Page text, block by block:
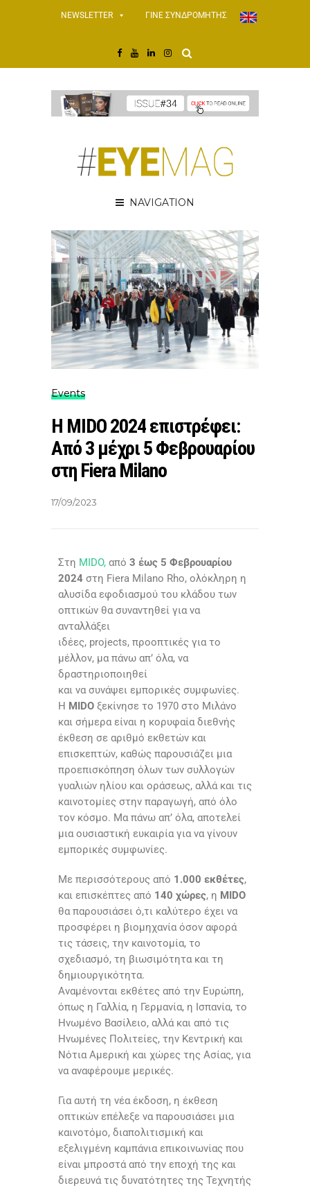
NEWSLETTER ΓΙΝΕ ΣΥΝΔΡΟΜΗΤΗΣ
NAVIGATION
Events
Η MIDO 2024 επιστρέφει:
Από 3 μέχρι 5 Φεβρουαρίου
στη Fiera Milano
17/09/2023
Στη MIDO, από 3 έως 5 Φεβρουαρίου
2024 στη Fiera Milano Rho, ολόκληρη η
αλυσίδα εφοδιασμού του κλάδου των
οπτικών θα συναντηθεί για να
ανταλλάξει
ιδέες, projects, προοπτικές για το
μέλλον, μα πάνω απ’ όλα, να
δραστηριοποιηθεί
και να συνάψει εμπορικές συμφωνίες.
Η MIDO ξεκίνησε το 1970 στο Μιλάνο
και σήμερα είναι η κορυφαία διεθνής
έκθεση σε αριθμό εκθετών και
επισκεπτών, καθώς παρουσιάζει μια
προεπισκόπηση όλων των συλλογών
γυαλιών ηλίου και οράσεως, αλλά και τις
καινοτομίες στην παραγωγή, από όλο
τον κόσμο. Μα πάνω απ’ όλα, αποτελεί
μια ουσιαστική ευκαιρία για να γίνουν
εμπορικές συμφωνίες.
Με περισσότερους από 1.000 εκθέτες,
και επισκέπτες από 140 χώρες, η MIDO
θα παρουσιάσει ό,τι καλύτερο έχει να
προσφέρει η βιομηχανία όσον αφορά
τις τάσεις, την καινοτομία, το
σχεδιασμό, τη βιωσιμότητα και τη
δημιουργικότητα.
Αναμένονται εκθέτες από την Ευρώπη,
όπως η Γαλλία, η Γερμανία, η Ισπανία, το
Ηνωμένο Βασίλειο, αλλά και από τις
Ηνωμένες Πολιτείες, την Κεντρική και
Νότια Αμερική και χώρες της Ασίας, για
να αναφέρουμε μερικές.
Για αυτή τη νέα έκδοση, η έκθεση
οπτικών επέλεξε να παρουσιάσει μια
καινοτόμο, διαπολιτισμική και
εξελιγμένη καμπάνια επικοινωνίας που
είναι μπροστά από την εποχή της και
διερευνά τις δυνατότητες της Τεχνητής